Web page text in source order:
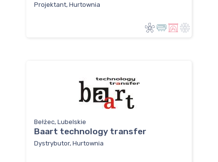
Projektant, Hurtownia
Bełżec, Lubelskie
Baart technology transfer
Dystrybutor, Hurtownia